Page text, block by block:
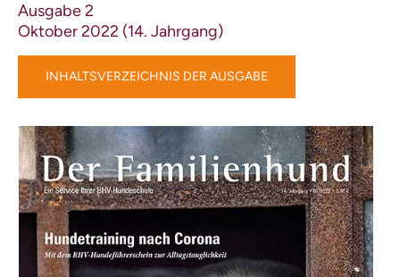
Ausgabe 2
Oktober 2022 (14. Jahrgang)
INHALTSVERZEICHNIS DER AUSGABE